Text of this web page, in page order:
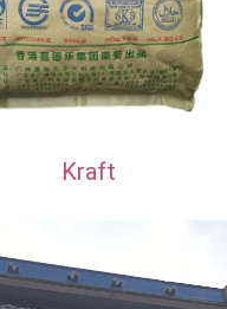
Kraft